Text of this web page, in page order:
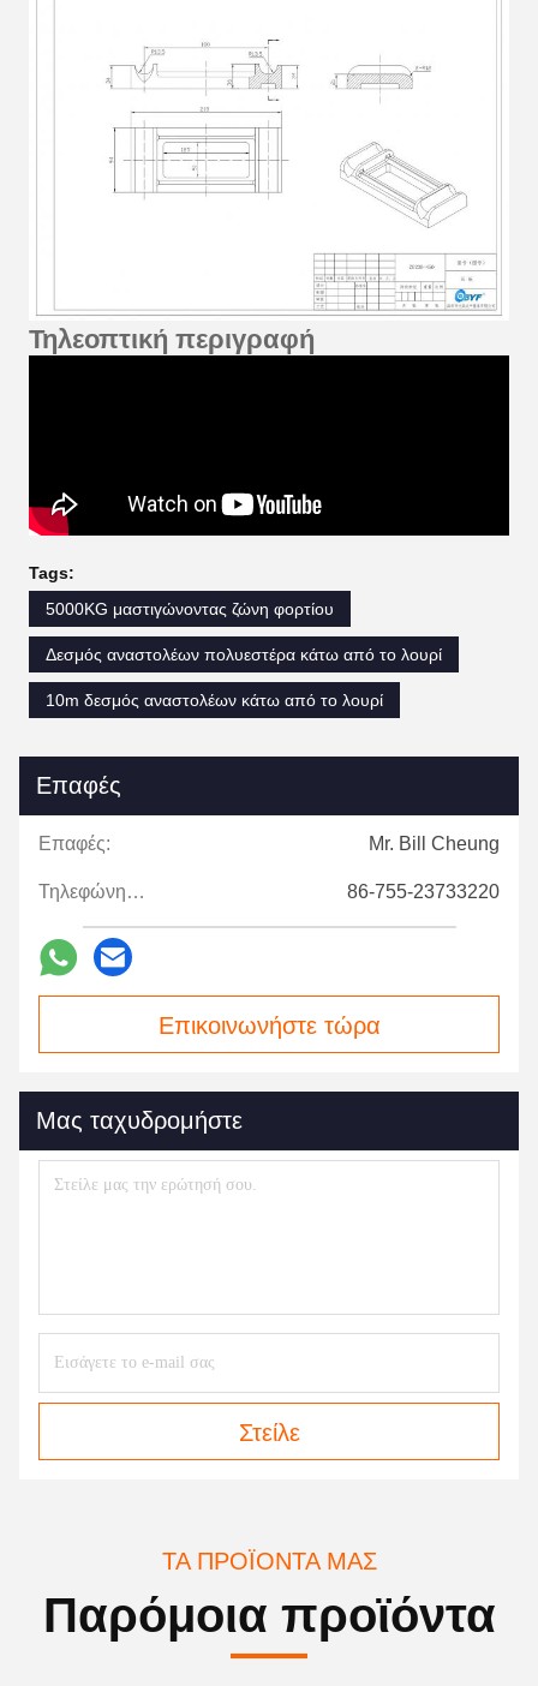
Τηλεοπτική περιγραφή
Tags:
5000KG μαστιγώνοντας ζώνη φορτίου
Δεσμός αναστολέων πολυεστέρα κάτω από το λουρί
10m δεσμός αναστολέων κάτω από το λουρί
Επαφές
Επαφές: Mr. Bill Cheung
Τηλεφώνημα: 86-755-23733220
Επικοινωνήστε τώρα
Μας ταχυδρομήστε
Στείλε
ΤΑ ΠΡΟΪΌΝΤΑ ΜΑΣ
Παρόμοια προϊόντα